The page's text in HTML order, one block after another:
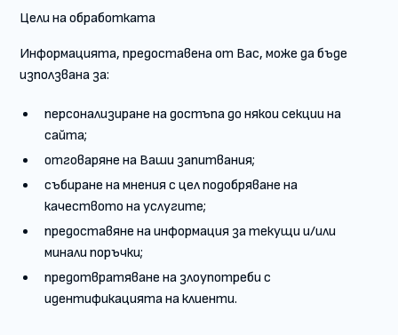
Цели на обработката
Информацията, предоставена от Вас, може да бъде
използвана за:
персонализиране на достъпа до някои секции на
сайта;
отговаряне на Ваши запитвания;
събиране на мнения с цел подобряване на
качеството на услугите;
предоставяне на информация за текущи и/или
минали поръчки;
предотвратяване на злоупотреби с
идентификацията на клиенти.